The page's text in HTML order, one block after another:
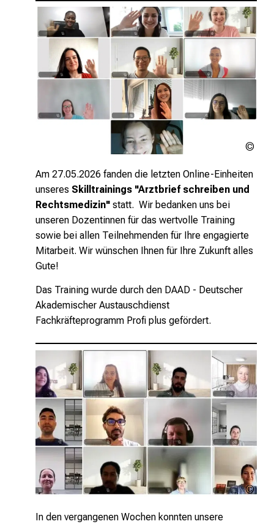
Am 27.05.2026 fanden die letzten Online-Einheiten
unseres Skilltrainings "Arztbrief schreiben und
Rechtsmedizin" statt. Wir bedanken uns bei
unseren Dozentinnen für das wertvolle Training
sowie bei allen Teilnehmenden für Ihre engagierte
Mitarbeit. Wir wünschen Ihnen für Ihre Zukunft alles
Gute!
Das Training wurde durch den DAAD - Deutscher
Akademischer Austauschdienst
Fachkräfteprogramm Profi plus gefördert.
In den vergangenen Wochen konnten unsere